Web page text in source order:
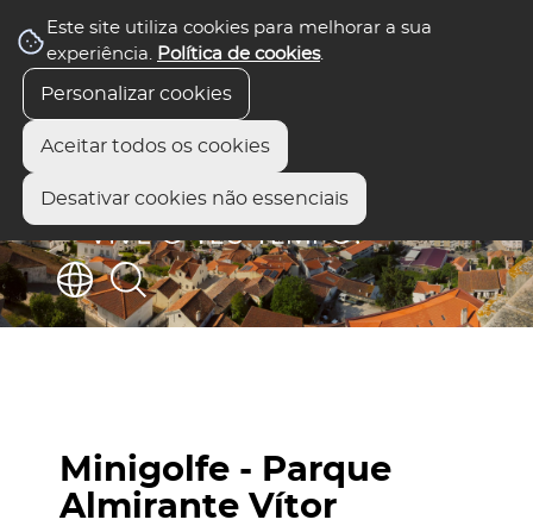
Este site utiliza cookies para melhorar a sua
experiência. Política de cookies.
Personalizar cookies
Aceitar todos os cookies
Desativar cookies não essenciais
Minigolfe - Parque
Almirante Vítor